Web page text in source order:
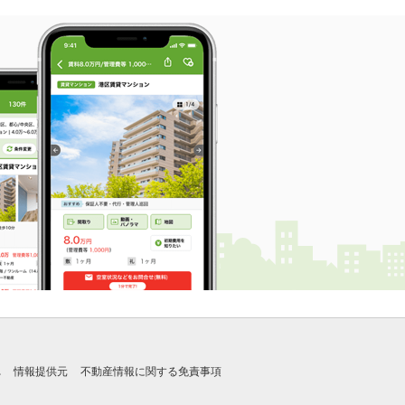
情報提供元 不動産情報に関する免責事項